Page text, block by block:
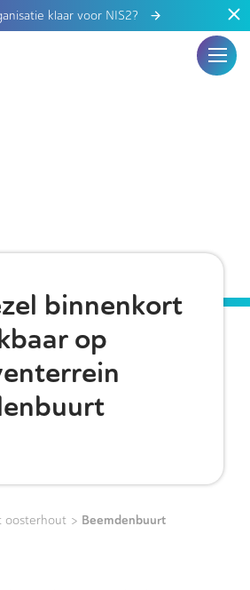
klaar voor NIS2?
binnenkort
op
oosterhout > Beemdenbuurt